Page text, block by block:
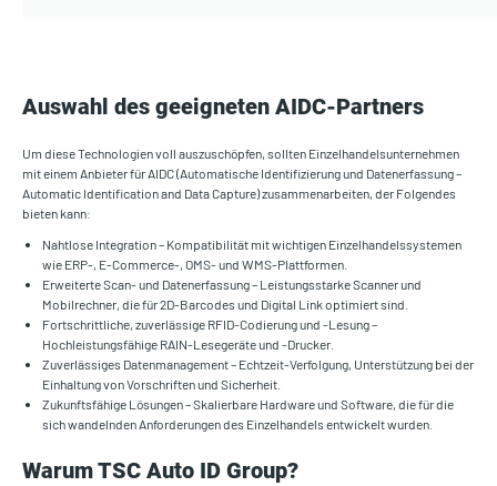
Auswahl des geeigneten AIDC-Partners
Um diese Technologien voll auszuschöpfen, sollten Einzelhandelsunternehmen
mit einem Anbieter für AIDC (Automatische Identifizierung und Datenerfassung –
Automatic Identification and Data Capture) zusammenarbeiten, der Folgendes
bieten kann:
Nahtlose Integration – Kompatibilität mit wichtigen Einzelhandelssystemen
wie ERP-, E-Commerce-, OMS- und WMS-Plattformen.
Erweiterte Scan- und Datenerfassung – Leistungsstarke Scanner und
Mobilrechner, die für 2D-Barcodes und Digital Link optimiert sind.
Fortschrittliche, zuverlässige RFID-Codierung und -Lesung –
Hochleistungsfähige RAIN-Lesegeräte und -Drucker.
Zuverlässiges Datenmanagement – Echtzeit-Verfolgung, Unterstützung bei der
Einhaltung von Vorschriften und Sicherheit.
Zukunftsfähige Lösungen – Skalierbare Hardware und Software, die für die
sich wandelnden Anforderungen des Einzelhandels entwickelt wurden.
Warum TSC Auto ID Group?